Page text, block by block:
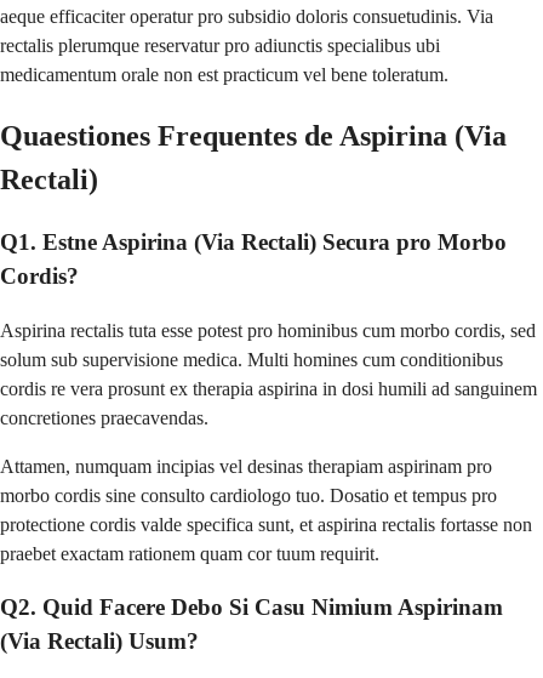
aeque efficaciter operatur pro subsidio doloris consuetudinis. Via
rectalis plerumque reservatur pro adiunctis specialibus ubi
medicamentum orale non est practicum vel bene toleratum.
Quaestiones Frequentes de Aspirina (Via
Rectali)
Q1. Estne Aspirina (Via Rectali) Secura pro Morbo
Cordis?
Aspirina rectalis tuta esse potest pro hominibus cum morbo cordis, sed
solum sub supervisione medica. Multi homines cum conditionibus
cordis re vera prosunt ex therapia aspirina in dosi humili ad sanguinem
concretiones praecavendas.
Attamen, numquam incipias vel desinas therapiam aspirinam pro
morbo cordis sine consulto cardiologo tuo. Dosatio et tempus pro
protectione cordis valde specifica sunt, et aspirina rectalis fortasse non
praebet exactam rationem quam cor tuum requirit.
Q2. Quid Facere Debo Si Casu Nimium Aspirinam
(Via Rectali) Usum?